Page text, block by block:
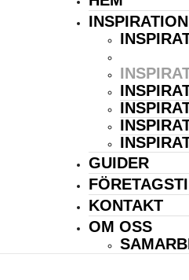
INSPIRATION
GUIDER
KONTAKT
OM OSS